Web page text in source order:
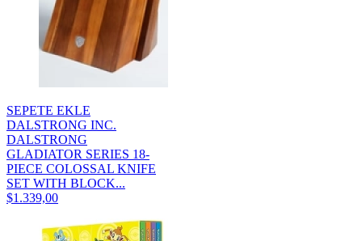
SEPETE EKLE
DALSTRONG INC.
DALSTRONG
GLADIATOR SERIES 18-
PIECE COLOSSAL KNIFE
SET WITH BLOCK...
$1.339,00